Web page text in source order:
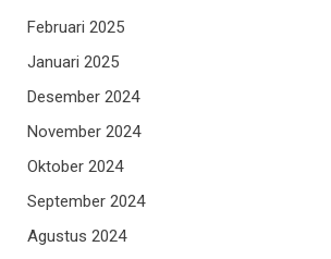
Februari 2025
Januari 2025
Desember 2024
November 2024
Oktober 2024
September 2024
Agustus 2024